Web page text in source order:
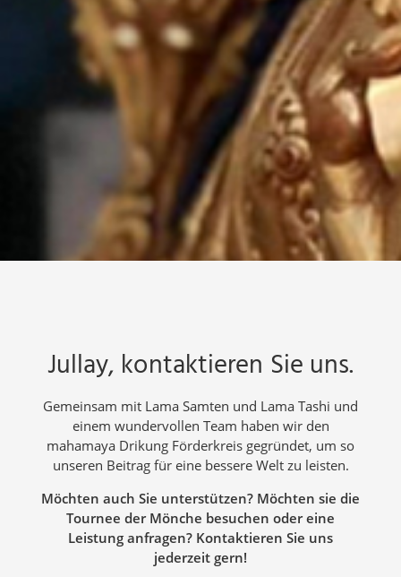
Jullay, kontaktieren Sie uns.
Gemeinsam mit Lama Samten und Lama Tashi und
einem wundervollen Team haben wir den
mahamaya Drikung Förderkreis gegründet, um so
unseren Beitrag für eine bessere Welt zu leisten.
Möchten auch Sie unterstützen? Möchten sie die
Tournee der Mönche besuchen oder eine
Leistung anfragen? Kontaktieren Sie uns
jederzeit gern!